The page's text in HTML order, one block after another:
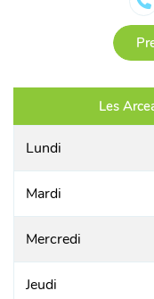
Les
Lundi
Mardi
Mercredi
Jeudi